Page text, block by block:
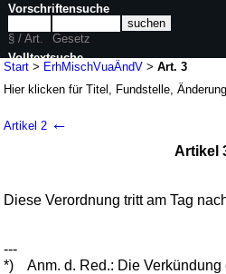
Start > ErhMischVuaÄndV >Art. 3
Hier klicken fürTitel, Fundstelle,
Anbaumaterialverordnung
V. v. 26.05.2020BGBl. I S. 1168(Nr. 26);
Artikel 2 ←
Artikel
Diese Verordnung tritt am Tag
---
*)
Anm. d. Red.: Die
Vorschriftensuche
§ / Art.
Gesetz
Volltextsuche
nur in ErhMischVuaÄndV